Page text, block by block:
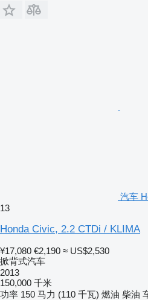
汽车
13
Honda Civic, 2.2 CTDi / KLIMA
¥17,080 €2,190 ≈ US$2,530
掀背式汽车
2013
150,000 千米
功率 150 马力 (110 千瓦) 燃油 柴油